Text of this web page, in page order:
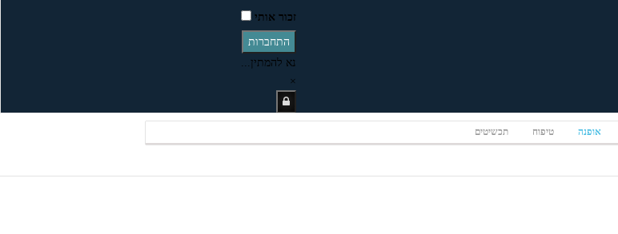
זכור אותי
התחברות
נא להמתין...
×
אופנה טיפוח תכשיטים